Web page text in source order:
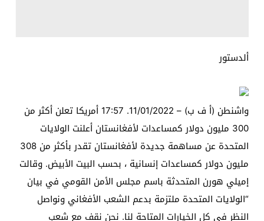
ألدستور
واشنطن (أ ف ب) – 11/01/2022. 17:57 أمريكا تعلن أكثر من
300 مليون دولار كمساعدات لأفغانستان أعلنت الولايات
المتحدة عن مساهمة جديدة لأفغانستان تقدر بأكثر من 308
مليون دولار كمساعدات إنسانية ، بحسب البيت الأبيض. وقالت
إميلي هورن المتحدثة باسم مجلس الأمن القومي في بيان
“الولايات المتحدة ملتزمة بدعم الشعب الأفغاني ونواصل
النظر في كل الخيارات المتاحة لنا. نحن نقف مع شعب